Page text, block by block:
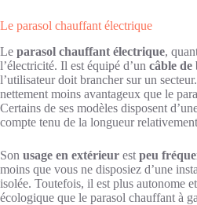
Le parasol chauffant électrique
Le parasol chauffant électrique,
l’électricité. Il est équipé d’un câble de
l’utilisateur doit brancher sur un
nettement moins avantageux que le
Certains de ses modèles disposent
compte tenu de la longueur
Son usage en extérieur est peu
moins que vous ne disposiez d’une
isolée. Toutefois, il est plus autonome
écologique que le parasol chauffant à